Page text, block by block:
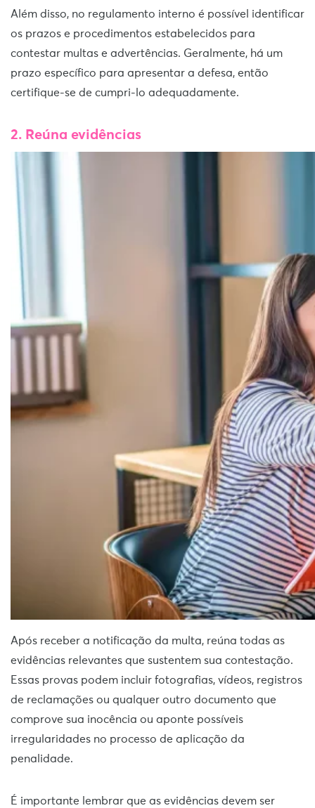
Além disso, no regulamento interno é possível identificar
os prazos e procedimentos estabelecidos para
contestar multas e advertências. Geralmente, há um
prazo específico para apresentar a defesa, então
certifique-se de cumpri-lo adequadamente.
2. Reúna evidências
Após receber a notificação da multa, reúna todas as
evidências relevantes que sustentem sua contestação.
Essas provas podem incluir fotografias, vídeos, registros
de reclamações ou qualquer outro documento que
comprove sua inocência ou aponte possíveis
irregularidades no processo de aplicação da
penalidade.
É importante lembrar que as evidências devem ser